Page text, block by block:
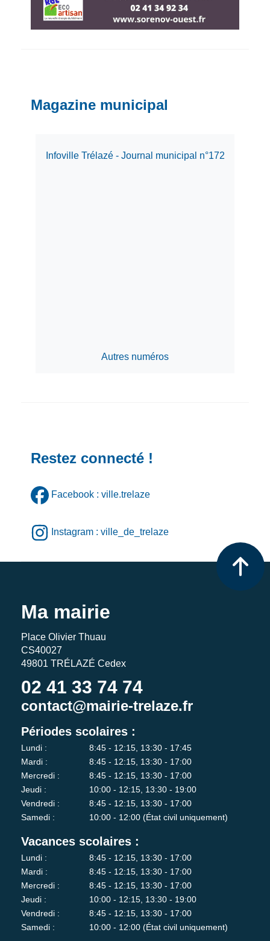
Magazine municipal
Infoville Trélazé - Journal municipal n°172
Autres numéros
Restez connecté !
Facebook : ville.trelaze
Instagram : ville_de_trelaze
Ma mairie
Place Olivier Thuau
CS40027
49801 TRÉLAZÉ Cedex
02 41 33 74 74
contact@mairie-trelaze.fr
Périodes scolaires :
Lundi :
8:45 - 12:15, 13:30 - 17:45
Mardi :
8:45 - 12:15, 13:30 - 17:00
Mercredi :
8:45 - 12:15, 13:30 - 17:00
Jeudi :
10:00 - 12:15, 13:30 - 19:00
Vendredi :
8:45 - 12:15, 13:30 - 17:00
Samedi :
10:00 - 12:00 (État civil uniquement)
Vacances scolaires :
Lundi :
8:45 - 12:15, 13:30 - 17:00
Mardi :
8:45 - 12:15, 13:30 - 17:00
Mercredi :
8:45 - 12:15, 13:30 - 17:00
Jeudi :
10:00 - 12:15, 13:30 - 19:00
Vendredi :
8:45 - 12:15, 13:30 - 17:00
Samedi :
10:00 - 12:00 (État civil uniquement)